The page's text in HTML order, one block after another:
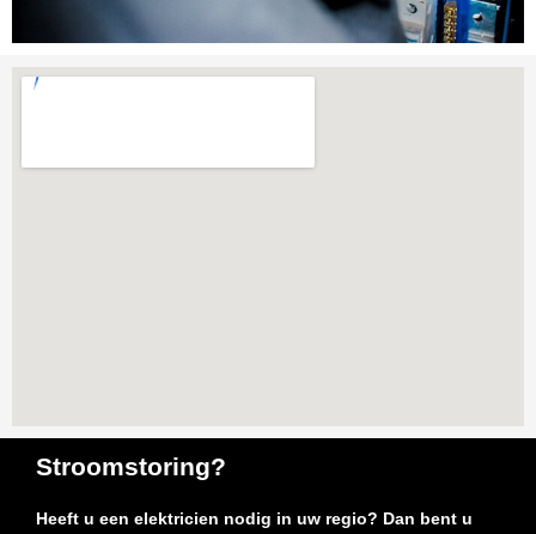
Stroomstoring?
Heeft u een elektricien nodig in uw regio? Dan bent u